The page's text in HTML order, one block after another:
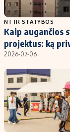
Populiarios
Investavimas
Akcijų rinka
Saulės elektrinės
Kriptovaliutos
Infliacija
Migracija
NT IR STATYBOS
Kaip augančios
projektus: ką
2026-07-06